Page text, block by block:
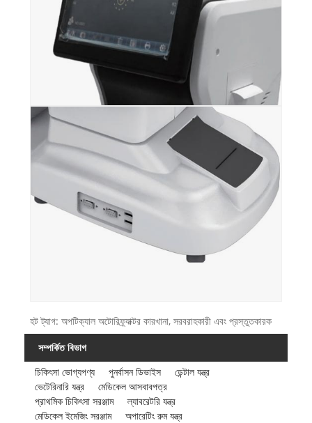
হট ট্যাগ: অপটিক্যাল অটোরিফ্র্যাক্টর কারখানা, সরবরাহকারী এবং প্রস্তুতকারক
সম্পর্কিত বিভাগ
চিকিৎসা ভোগ্যপণ্য
পুনর্বাসন ডিভাইস
ডেন্টাল যন্ত্র
ভেটেরিনারি যন্ত্র
মেডিকেল আসবাবপত্র
প্রাথমিক চিকিৎসা সরঞ্জাম
ল্যাবরেটরি যন্ত্র
মেডিকেল ইমেজিং সরঞ্জাম
অপারেটিং রুম যন্ত্র